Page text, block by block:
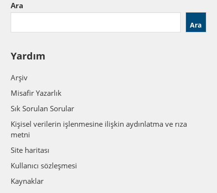
Ara
Ara
Yardım
Arşiv
Misafir Yazarlık
Sık Sorulan Sorular
Kişisel verilerin işlenmesine ilişkin aydınlatma ve rıza
metni
Site haritası
Kullanıcı sözleşmesi
Kaynaklar